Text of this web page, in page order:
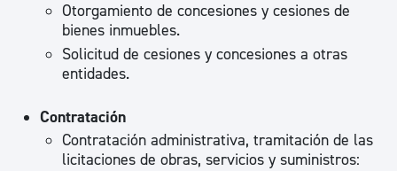
Otorgamiento de concesiones y cesiones de
bienes inmuebles.
Solicitud de cesiones y concesiones a otras
entidades.
Contratación
Contratación administrativa, tramitación de las
licitaciones de obras, servicios y suministros: